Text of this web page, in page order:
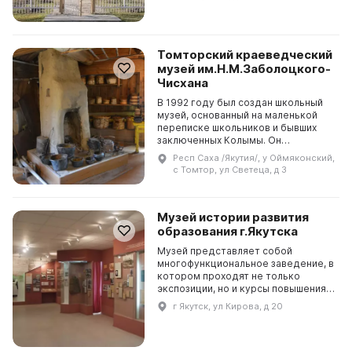
Томторский краеведческий
музей им.Н.М.Заболоцкого-
Чисхана
В 1992 году был создан школьный
музей, основанный на маленькой
переписке школьников и бывших
заключенных Колымы. Он
руководится заслуженным
учителем России М. П. Бояровой. В
настоящее время он являетс...
Респ Саха /Якутия/, у Оймяконский,
с Томтор, ул Светеца, д 3
Музей истории развития
образования г.Якутска
Музей представляет собой
многофункциональное заведение, в
котором проходят не только
экспозиции, но и курсы повышения
квалификации педагогов различных
учреждений. Организация и
г Якутск, ул Кирова, д 20